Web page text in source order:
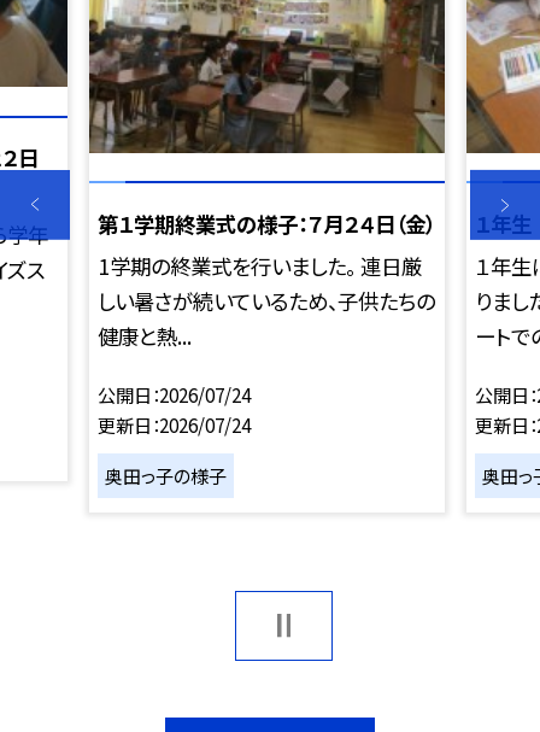
日
学年
ズス
第１学期終業式の様子：７月２４日（金）
1学期の終業式を行いました。 連日厳
しい暑さが続いているため、子供たちの
健康と熱...
公開日 2026/07/24
更新日 2026/07/24
奥田っ子の様子
１年生
１年
りまし
ートで
公開日
更新日
奥田